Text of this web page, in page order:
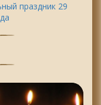
праздник 29